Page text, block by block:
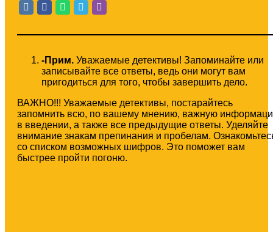
-Прим. Уважаемые детективы! Запоминайте или
записывайте все ответы, ведь они могут вам
пригодиться для того, чтобы завершить дело.
ВАЖНО!!! Уважаемые детективы, постарайтесь
запомнить всю, по вашему мнению, важную
в введении, а также все предыдущие ответы. Уделяйте
внимание знакам препинания и пробелам.
со списком возможных шифров. Это поможет вам
быстрее пройти погоню.